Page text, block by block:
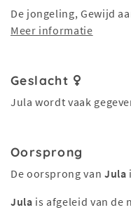
De jongeling, Gewijd
Meer informatie
Geslacht
Jula wordt vaak
Oorsprong
De oorsprong van Jula
Jula is afgeleid van de